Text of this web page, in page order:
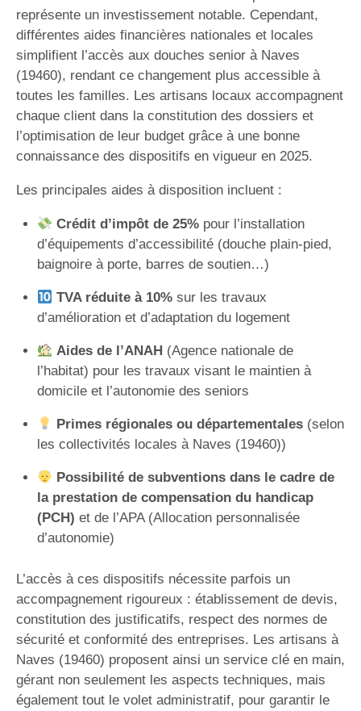
représente un investissement notable. Cependant,
différentes aides financières nationales et locales
simplifient l’accès aux douches senior à Naves
(19460), rendant ce changement plus accessible à
toutes les familles. Les artisans locaux accompagnent
chaque client dans la constitution des dossiers et
l’optimisation de leur budget grâce à une bonne
connaissance des dispositifs en vigueur en 2025.
Les principales aides à disposition incluent :
Crédit d’impôt de 25%pour l’installation
d’équipements d’accessibilité (douche plain-pied,
baignoire à porte, barres de soutien…)
TVA réduite à 10%sur les travaux
d’amélioration et d’adaptation du logement
Aides de l’ANAH (Agence nationale de
l’habitat) pour les travaux visant le maintien à
domicile et l’autonomie des seniors
Primes régionales ou départementales(selon
les collectivités locales à Naves (19460))
Possibilité de subventions dans le cadre de
la prestation de compensation du handicap
(PCH) et de l’APA (Allocation personnalisée
d’autonomie)
L’accès à ces dispositifs nécessite parfois un
accompagnement rigoureux : établissement de devis,
constitution des justificatifs, respect des normes de
sécurité et conformité des entreprises. Les artisans à
Naves (19460) proposent ainsi un service clé en main,
gérant non seulement les aspects techniques, mais
également tout le volet administratif, pour garantir le